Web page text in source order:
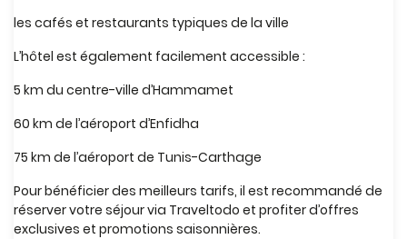
les cafés et restaurants typiques de la ville
L’hôtel est également facilement accessible :
5 km du centre-ville d’Hammamet
60 km de l’aéroport d’Enfidha
75 km de l’aéroport de Tunis-Carthage
Pour bénéficier des meilleurs tarifs, il est recommandé de
réserver votre séjour via Traveltodo et profiter d’offres
exclusives et promotions saisonnières.